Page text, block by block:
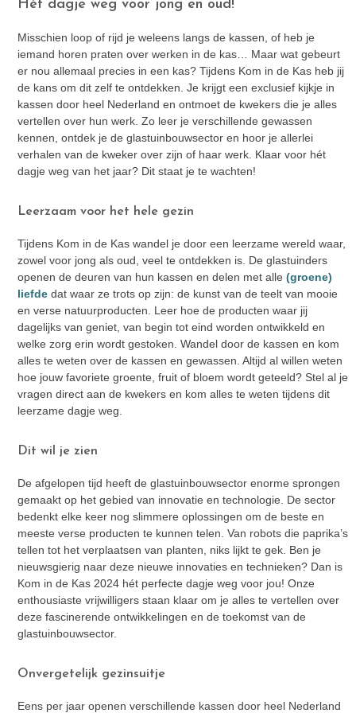
Hét dagje weg voor jong en oud!
Misschien loop of rijd je weleens langs de kassen, of heb je
iemand horen praten over werken in de kas… Maar wat gebeurt
er nou allemaal precies in een kas? Tijdens Kom in de Kas heb jij
de kans om dit zelf te ontdekken. Je krijgt een exclusief kijkje in
kassen door heel Nederland en ontmoet de kwekers die je alles
vertellen over hun werk. Zo leer je verschillende gewassen
kennen, ontdek je de glastuinbouwsector en hoor je allerlei
verhalen van de kweker over zijn of haar werk. Klaar voor hét
dagje weg van het jaar? Dit staat je te wachten!
Leerzaam voor het hele gezin
Tijdens Kom in de Kas wandel je door een leerzame wereld waar,
zowel voor jong als oud, veel te ontdekken is. De glastuinders
openen de deuren van hun kassen en delen met alle(groene)
liefde dat waar ze trots op zijn: de kunst van de teelt van mooie
en verse natuurproducten. Leer hoe de producten waar jij
dagelijks van geniet, van begin tot eind worden ontwikkeld en
welke zorg erin wordt gestoken. Wandel door de kassen en kom
alles te weten over de kassen en gewassen. Altijd al willen weten
hoe jouw favoriete groente, fruit of bloem wordt geteeld? Stel al je
vragen direct aan de kwekers en kom alles te weten tijdens dit
leerzame dagje weg.
Dit wil je zien
De afgelopen tijd heeft de glastuinbouwsector enorme sprongen
gemaakt op het gebied van innovatie en technologie. De sector
bedenkt elke keer nog slimmere oplossingen om de beste en
meeste verse producten te kunnen telen. Van robots die paprika’s
tellen tot het verplaatsen van planten, niks lijkt te gek. Ben je
nieuwsgierig naar deze nieuwe innovaties en technieken? Dan is
Kom in de Kas 2024 hét perfecte dagje weg voor jou! Onze
enthousiaste vrijwilligers staan klaar om je alles te vertellen over
deze fascinerende ontwikkelingen en de toekomst van de
glastuinbouwsector.
Onvergetelijk gezinsuitje
Eens per jaar openen verschillende kassen door heel Nederland